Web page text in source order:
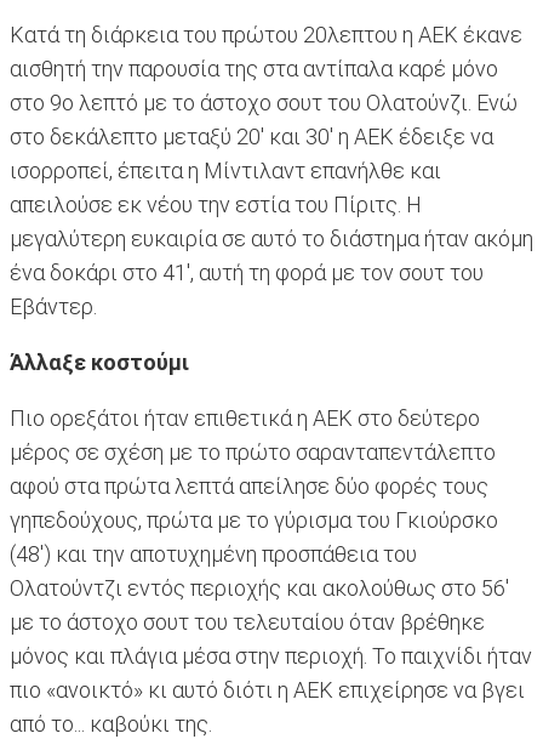
Κατά τη διάρκεια του πρώτου 20λεπτου η ΑΕΚ έκανε
αισθητή την παρουσία της στα αντίπαλα καρέ μόνο
στο 9ο λεπτό με το άστοχο σουτ του Ολατούνζι. Ενώ
στο δεκάλεπτο μεταξύ 20' και 30' η ΑΕΚ έδειξε να
ισορροπεί, έπειτα η Μίντιλαντ επανήλθε και
απειλούσε εκ νέου την εστία του Πίριτς. H
μεγαλύτερη ευκαιρία σε αυτό το διάστημα ήταν ακόμη
ένα δοκάρι στο 41', αυτή τη φορά με τον σουτ του
Εβάντερ.
Άλλαξε κοστούμι
Πιο ορεξάτοι ήταν επιθετικά η ΑΕΚ στο δεύτερο
μέρος σε σχέση με το πρώτο σαρανταπεντάλεπτο
αφού στα πρώτα λεπτά απείλησε δύο φορές τους
γηπεδούχους, πρώτα με το γύρισμα του Γκιούρσκο
(48') και την αποτυχημένη προσπάθεια του
Ολατούντζι εντός περιοχής και ακολούθως στο 56'
με το άστοχο σουτ του τελευταίου όταν βρέθηκε
μόνος και πλάγια μέσα στην περιοχή. Το παιχνίδι ήταν
πιο «ανοικτό» κι αυτό διότι η ΑΕΚ επιχείρησε να βγει
από το... καβούκι της.